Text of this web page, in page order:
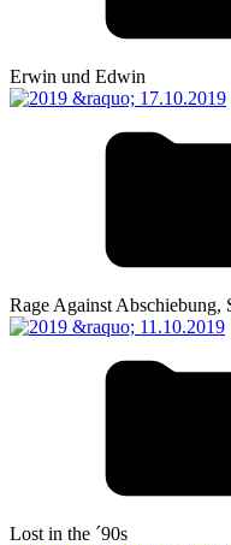
Erwin und Edwin
Rage Against Abschiebung,
Lost in the ´90s